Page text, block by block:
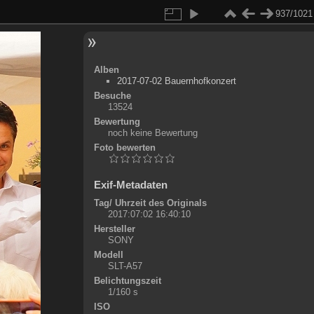
937/1021
Alben
2017-07-02 Bauernhofkonzert
Besuche
13524
Bewertung
noch keine Bewertung
Foto bewerten
Exif-Metadaten
Tag/ Uhrzeit des Originals
2017:07:02 16:40:10
Hersteller
SONY
Modell
SLT-A57
Belichtungszeit
1/160 s
ISO